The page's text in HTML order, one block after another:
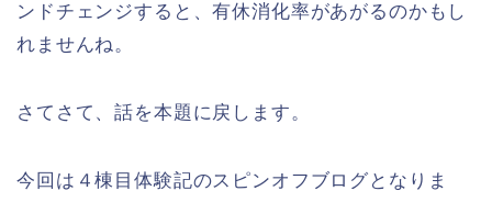
ンドチェンジすると、有休消化率があがるのかもし
れませんね。
さてさて、話を本題に戻します。
今回は４棟目体験記のスピンオフブログとなりま